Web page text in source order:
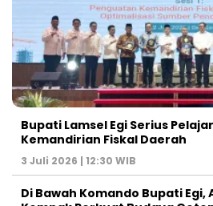
Bupati Lamsel Egi Serius
Kemandirian Fiskal Daerah
3 Juli 2026 | 12:30 WIB
Di Bawah Komando Bupati Egi,